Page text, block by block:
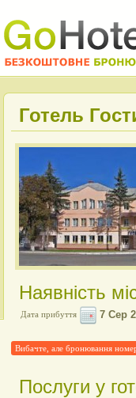
Готель
Наявність
Дата прибуття
Вибачте, але бронювання
Послуги у